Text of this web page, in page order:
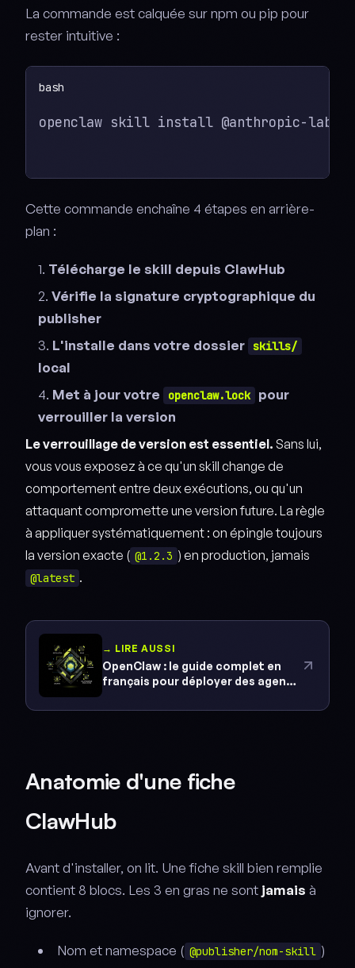
La commande est calquée sur npm ou pip pour
rester intuitive :
openclaw skill install @anthropic-labs/
Cette commande enchaîne 4 étapes en arrière-
plan :
Télécharge le skill depuis ClawHub
Vérifie la signature cryptographique du
publisher
L'installe dans votre dossier skills/
local
Met à jour votre
openclaw.lock
pour
verrouiller la version
Le verrouillage de version est essentiel. Sans lui,
vous vous exposez à ce qu'un skill change de
comportement entre deux exécutions, ou qu'un
attaquant compromette une version future. La règle
à appliquer systématiquement : on épingle toujours
la version exacte ( @1.2.3 ) en production, jamais
@latest .
→ LIRE AUSSI
OpenClaw : le guide complet en
français pour déployer des agents
Anatomie d'une fiche
ClawHub
Avant d'installer, on lit. Une fiche skill bien remplie
contient 8 blocs. Les 3 en gras ne sont jamais à
ignorer.
Nom et namespace ( @publisher/nom-skill )